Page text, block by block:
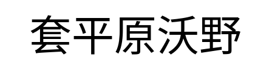
套平原沃野